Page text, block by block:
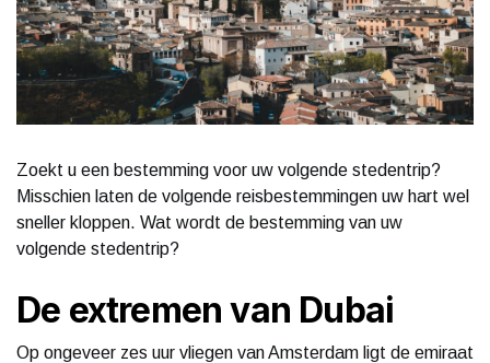
Zoekt u een bestemming voor uw volgende stedentrip?
Misschien laten de volgende reisbestemmingen uw hart wel
sneller kloppen. Wat wordt de bestemming van uw
volgende stedentrip?
De extremen van Dubai
Op ongeveer zes uur vliegen van Amsterdam ligt de emiraat